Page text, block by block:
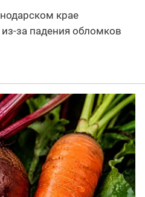
крае
за падения обломков